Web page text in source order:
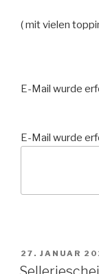
( mit vielen
E-Mail wurde
E-Mail wurde
AM
27. JANUAR